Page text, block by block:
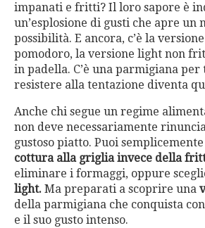
impanati e fritti? Il loro sapore è
un’esplosione di gusti che apre un
possibilità. E ancora, c’è la
pomodoro, la versione light non
in padella. C’è una parmigiana
resistere alla tentazione diventa
Anche chi segue un regime
non deve necessariamente
gustoso piatto. Puoi
cottura alla griglia invece della
eliminare i formaggi, oppure
light. Ma preparati a scoprire una
della parmigiana che conquista
e il suo gusto intenso.